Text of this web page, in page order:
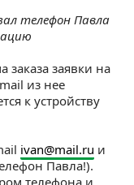
телефон Павла
заказа заявки на
из нее
к устройству
ivan@mail.ru и
Павла!).
телефона и